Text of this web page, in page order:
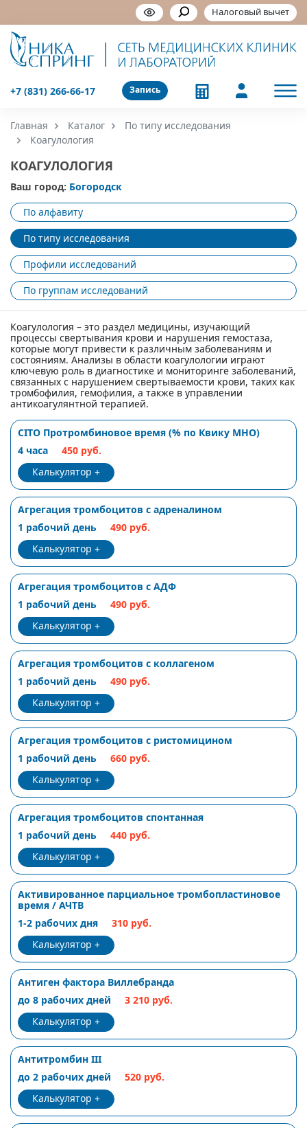
Налоговый вычет
Запись
+7 (831) 266-66-17
Главная Каталог
По типу исследования
Коагулология
КОАГУЛОЛОГИЯ
Ваш город: Богородск
По алфавиту
По типу исследования
Профили исследований
По группам исследований
Коагулология – это раздел медицины, изучающий
процессы свертывания крови и нарушения гемостаза,
которые могут привести к различным заболеваниям и
состояниям. Анализы в области коагулологии играют
ключевую роль в диагностике и мониторинге заболеваний,
связанных с нарушением свертываемости крови, таких как
тромбофилия, гемофилия, а также в управлении
антикоагулянтной терапией.
CITO Протромбиновое время (% по Квику МНО)
4 часа
450 руб.
Калькулятор
Агрегация тромбоцитов с адреналином
1 рабочий день
490 руб.
Калькулятор
Агрегация тромбоцитов с АДФ
1 рабочий день
490 руб.
Калькулятор
Агрегация тромбоцитов с коллагеном
1 рабочий день
490 руб.
Калькулятор
Агрегация тромбоцитов с ристомицином
1 рабочий день
660 руб.
Калькулятор
Агрегация тромбоцитов спонтанная
1 рабочий день
440 руб.
Калькулятор
Активированное парциальное тромбопластиновое
время / АЧТВ
1-2 рабочих дня
310 руб.
Калькулятор
Антиген фактора Виллебранда
до 8 рабочих дней
3 210 руб.
Калькулятор
Антитромбин III
до 2 рабочих дней
520 руб.
Калькулятор